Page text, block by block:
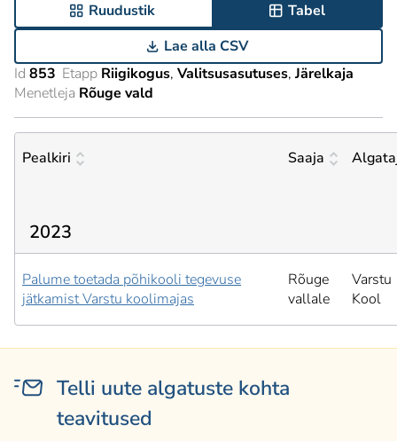
Ruudustik
Tabel
Lae alla CSV
Id 853 Etapp Riigikogus Valitsusasutuses Järelkaja
Menetleja Rõuge vald
Pealkiri Saaja
2023
Palume toetada põhikooli tegevuse
jätkamist Varstu koolimajas
Rõuge
vallale
Varstu
Kool
Telli uute algatuste kohta
teavitused